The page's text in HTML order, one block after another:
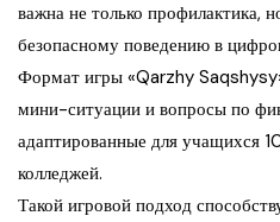
важна не только профилактика,
безопасному поведению в
Формат игры «Qarzhy
мини-ситуации и вопросы по
адаптированные для учащихся
колледжей.
Такой игровой подход